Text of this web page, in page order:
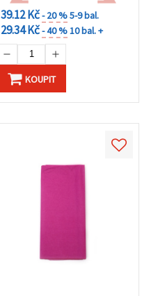
39.12 Kč- 20 %5-9 bal.
29.34 Kč- 40 %10 bal. +
KOUPIT